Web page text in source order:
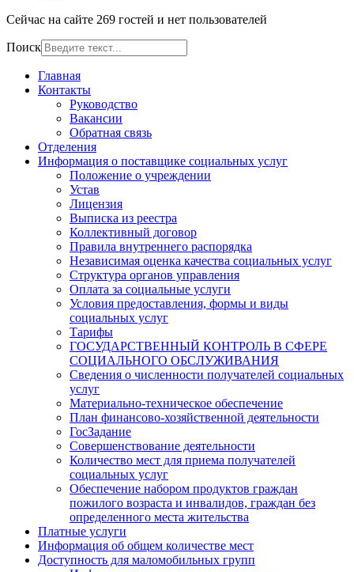
Сейчас на сайте 269 гостей и нет пользователей
Поиск
Главная
Контакты
Руководство
Вакансии
Обратная связь
Отделения
Информация о поставщике социальных услуг
Положение о учреждении
Устав
Лицензия
Выписка из реестра
Коллективный договор
Правила внутреннего распорядка
Независимая оценка качества социальных услуг
Структура органов управления
Оплата за социальные услуги
Условия предоставления, формы и виды
социальных услуг
Тарифы
ГОСУДАРСТВЕННЫЙ КОНТРОЛЬ В СФЕРЕ
СОЦИАЛЬНОГО ОБСЛУЖИВАНИЯ
Сведения о численности получателей социальных
услуг
Материально-техническое обеспечение
План финансово-хозяйственной деятельности
ГосЗадание
Совершенствование деятельности
Количество мест для приема получателей
социальных услуг
Обеспечение набором продуктов граждан
пожилого возраста и инвалидов, граждан без
определенного места жительства
Платные услуги
Информация об общем количестве мест
Доступность для маломобильных групп